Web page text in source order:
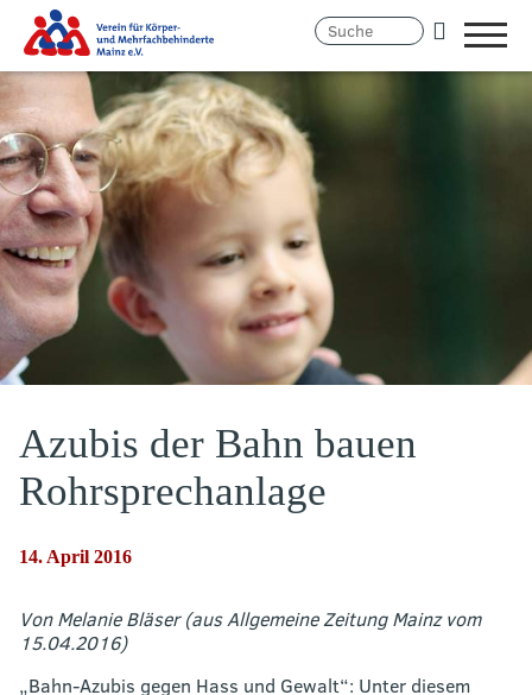
Hauptregion
der
Seite
anspringen
Link
Homepage
Menü
Azubis der Bahn bauen
Rohrsprechanlage
14. April 2016
Von Melanie Bläser (aus Allgemeine Zeitung Mainz vom
15.04.2016)
„Bahn-Azubis gegen Hass und Gewalt“: Unter diesem